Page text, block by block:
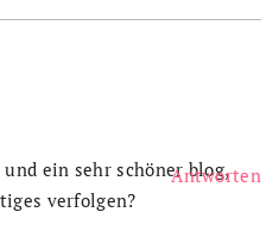
und ein sehr schöner blog,
verfolgen?
Antworten